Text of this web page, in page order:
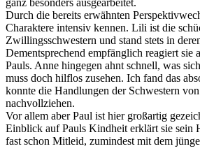
ganz besonders ausgearbeitet.
Durch die bereits erwähnten
Charaktere intensiv kennen. Lili ist die
Zwillingsschwestern und stand stets in
Dementsprechend empfänglich reagiert sie
Pauls. Anne hingegen ahnt schnell, was
muss doch hilflos zusehen. Ich fand das
konnte die Handlungen der Schwestern
nachvollziehen.
Vor allem aber Paul ist hier großartig
Einblick auf Pauls Kindheit erklärt sie sein
fast schon Mitleid, zumindest mit dem